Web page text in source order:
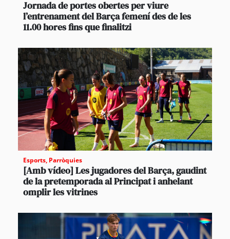
Jornada de portes obertes per viure
l’entrenament del Barça femení des de les
11.00 hores fins que finalitzi
Esports, Parròquies
[Amb vídeo] Les jugadores del Barça, gaudint
de la pretemporada al Principat i anhelant
omplir les vitrines